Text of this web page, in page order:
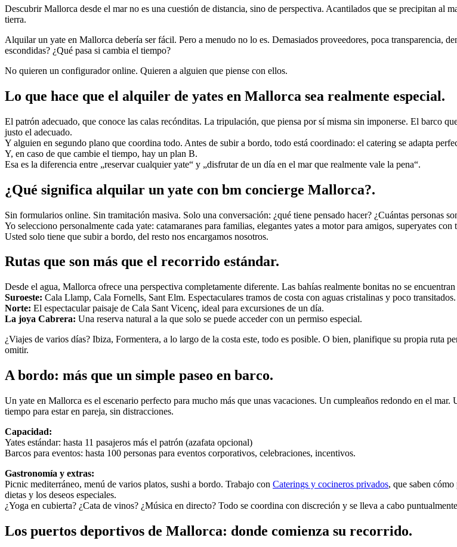
Descubrir Mallorca desde el mar no es una cuestión de distancia, sino de perspectiva. Acantilados que se precipitan al
tierra.
Alquilar un yate en Mallorca debería ser fácil. Pero a menudo no lo es. Demasiados proveedores, poca transparencia,
escondidas? ¿Qué pasa si cambia el tiempo?
No quieren un configurador online. Quieren a alguien que piense con ellos.
Lo que hace que el alquiler de yates en Mallorca sea realmente especial.
El patrón adecuado, que conoce las calas recónditas. La tripulación, que piensa por sí misma sin imponerse. El barco
justo el adecuado.
Y alguien en segundo plano que coordina todo. Antes de subir a bordo, todo está coordinado: el catering se adapta
Y, en caso de que cambie el tiempo, hay un plan B.
Esa es la diferencia entre „reservar cualquier yate“ y „disfrutar de un día en el mar que realmente vale la pena“.
¿Qué significa alquilar un yate con bm concierge Mallorca?.
Sin formularios online. Sin tramitación masiva. Solo una conversación: ¿qué tiene pensado hacer? ¿Cuántas personas
Yo selecciono personalmente cada yate: catamaranes para familias, elegantes yates a motor para amigos, superyates
Usted solo tiene que subir a bordo, del resto nos encargamos nosotros.
Rutas que son más que el recorrido estándar.
Desde el agua, Mallorca ofrece una perspectiva completamente diferente. Las bahías realmente bonitas no se
Suroeste: Cala Llamp, Cala Fornells, Sant Elm. Espectaculares tramos de costa con aguas cristalinas y poco transitados.
Norte: El espectacular paisaje de Cala Sant Vicenç, ideal para excursiones de un día.
La joya Cabrera: Una reserva natural a la que solo se puede acceder con un permiso especial.
¿Viajes de varios días? Ibiza, Formentera, a lo largo de la costa este, todo es posible. O bien, planifique su propia ruta
omitir.
A bordo: más que un simple paseo en barco.
Un yate en Mallorca es el escenario perfecto para mucho más que unas vacaciones. Un cumpleaños redondo en el
tiempo para estar en pareja, sin distracciones.
Capacidad:
Yates estándar: hasta 11 pasajeros más el patrón (azafata opcional)
Barcos para eventos: hasta 100 personas para eventos corporativos, celebraciones, incentivos.
Gastronomía y extras:
Picnic mediterráneo, menú de varios platos, sushi a bordo. Trabajo con Caterings y cocineros privados, que saben
dietas y los deseos especiales.
¿Yoga en cubierta? ¿Cata de vinos? ¿Música en directo? Todo se coordina con discreción y se lleva a cabo
Los puertos deportivos de Mallorca: donde comienza su recorrido.